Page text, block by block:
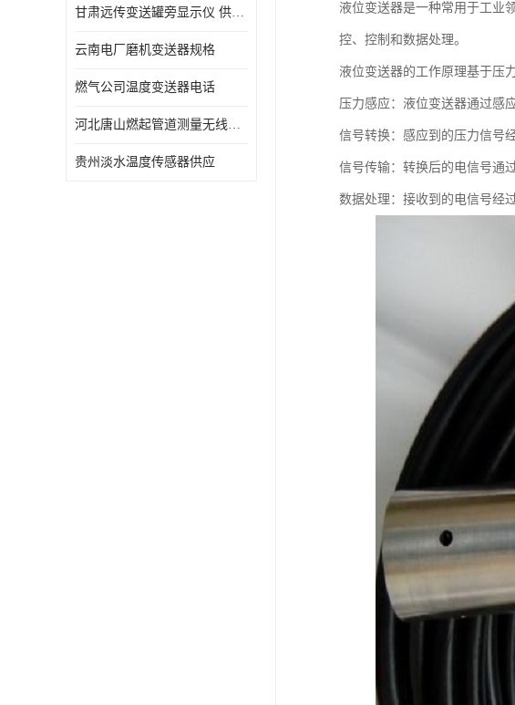
甘肃远传变送罐旁显示仪 供应及时
云南电厂磨机变送器规格
燃气公司温度变送器电话
河北唐山燃起管道测量无线压力变送器型号 性能稳定
贵州淡水温度传感器供应
液位变送器是一种常用于工业
控、控制和数据处理。
液位变送器的工作原理基于压
压力感应：液位变送器通过感
信号转换：感应到的压力信号
信号传输：转换后的电信号通
数据处理：接收到的电信号经